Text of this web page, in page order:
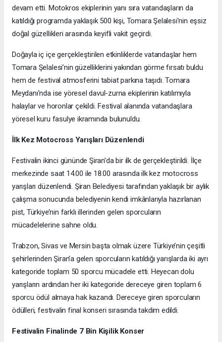
devam etti. Motokros ekiplerinin yanı sıra vatandaşların da
katıldığı programda yaklaşık 500 kişi, Tomara Şelalesi’nin eşsiz
doğal güzellikleri arasında keyifli vakit geçirdi.
Doğayla iç içe gerçekleştirilen etkinliklerde vatandaşlar hem
Tomara Şelalesi’nin güzelliklerini yakından görme fırsatı buldu
hem de festival atmosferini tabiat parkına taşıdı. Tomara
Meydanı’nda ise yöresel davul-zurna ekiplerinin katılımıyla
halaylar ve horonlar çekildi. Festival alanında vatandaşlara
yöresel kuru fasulye ikramında bulunuldu.
İlk Kez Motocross Yarışları Düzenlendi
Festivalin ikinci gününde Şiran’da bir ilk de gerçekleştirildi. İlçe
merkezinde saat 14.00 ile 18.00 arasında ilk kez motocross
yarışları düzenlendi. Şiran Belediyesi tarafından yaklaşık bir aylık
çalışma sonucunda belediyenin kendi imkânlarıyla hazırlanan
pist, Türkiye’nin farklı illerinden gelen sporcuların
mücadelelerine sahne oldu.
Trabzon, Sivas ve Mersin başta olmak üzere Türkiye’nin çeşitli
şehirlerinden Şiran’a gelen sporcuların katıldığı yarışlarda iki ayrı
kategoride toplam 50 sporcu mücadele etti. Heyecan dolu
yarışların ardından her iki kategoride dereceye giren toplam 6
sporcu ödül almaya hak kazandı. Dereceye giren sporcuların
ödülleri, festivalin final konseri sırasında takdim edildi.
Festivalin Finalinde 7 Bin Kişilik Konser